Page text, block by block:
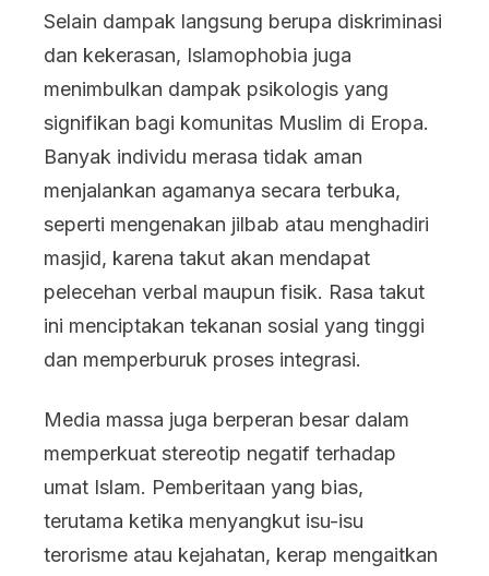
Selain dampak langsung berupa diskriminasi
dan kekerasan, Islamophobia juga
menimbulkan dampak psikologis yang
signifikan bagi komunitas Muslim di Eropa.
Banyak individu merasa tidak aman
menjalankan agamanya secara terbuka,
seperti mengenakan jilbab atau menghadiri
masjid, karena takut akan mendapat
pelecehan verbal maupun fisik. Rasa takut
ini menciptakan tekanan sosial yang tinggi
dan memperburuk proses integrasi.
Media massa juga berperan besar dalam
memperkuat stereotip negatif terhadap
umat Islam. Pemberitaan yang bias,
terutama ketika menyangkut isu-isu
terorisme atau kejahatan, kerap mengaitkan